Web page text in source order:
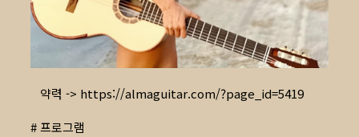
약력 -> https://almaguitar.com/?page_id=5419
# 프로그램